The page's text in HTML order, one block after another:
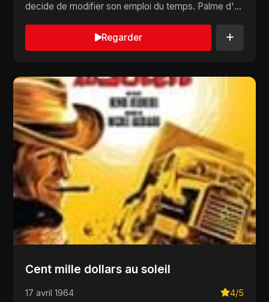
decide de modifier son emploi du temps. Palme d'or
Regarder
Cent mille dollars au soleil
17 avril 1964 4/5